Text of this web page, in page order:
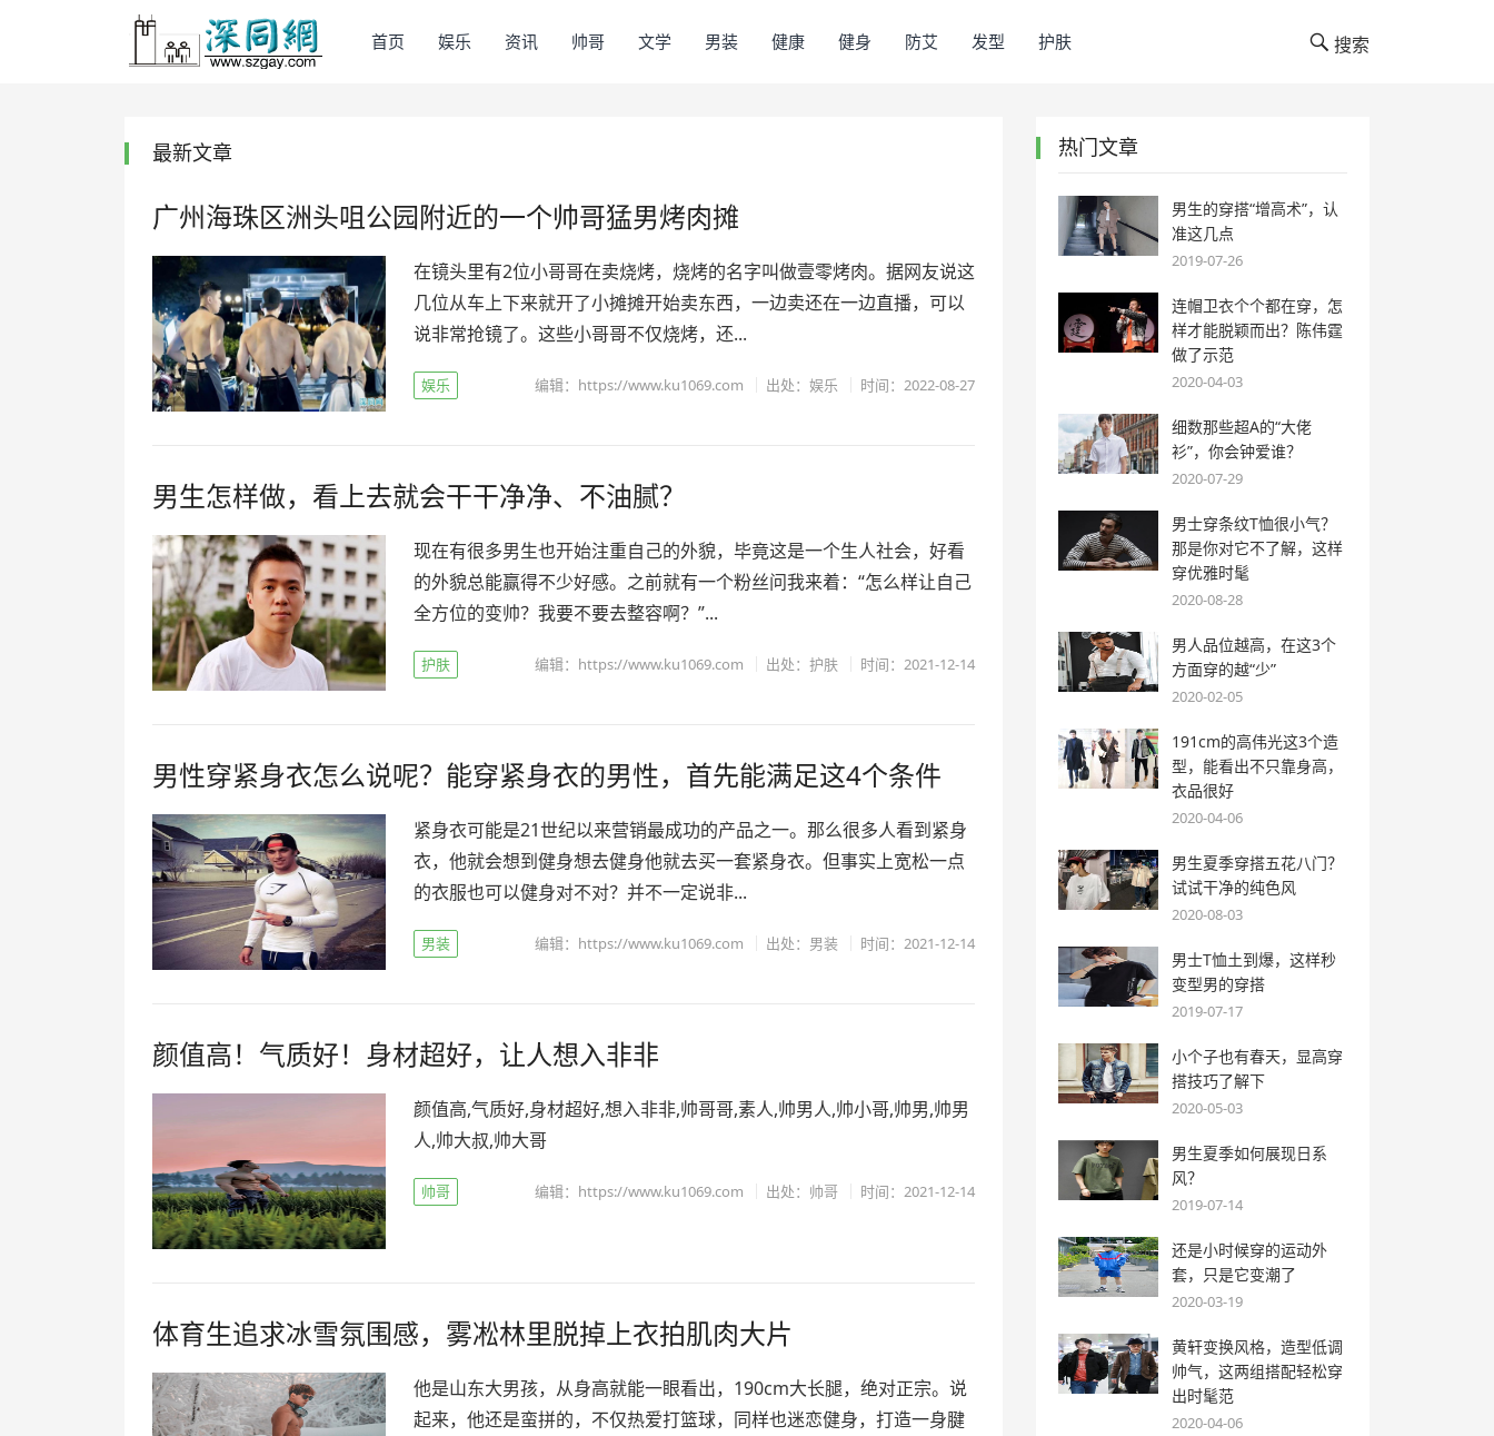
首页 娱乐 资讯 帅哥 文学 男装 健康 健身 防艾 发型 护肤 搜索
最新文章
广州海珠区洲头咀公园附近的一个帅哥猛男烤肉摊
在镜头里有2位小哥哥在卖烧烤，烧烤的名字叫做壹零烤肉。据网友说这
几位从车上下来就开了小摊摊开始卖东西，一边卖还在一边直播，可以
说非常抢镜了。这些小哥哥不仅烧烤，还...
娱乐 编辑：https://www.ku1069.com 出处： 娱乐 时间：2022-08-27
男生怎样做，看上去就会干干净净、不油腻？
现在有很多男生也开始注重自己的外貌，毕竟这是一个生人社会，好看
的外貌总能赢得不少好感。之前就有一个粉丝问我来着：“怎么样让自己
全方位的变帅？我要不要去整容啊？”...
护肤 编辑：https://www.ku1069.com 出处： 护肤 时间：2021-12-14
男性穿紧身衣怎么说呢？能穿紧身衣的男性，首先能满足这4个条件
紧身衣可能是21世纪以来营销最成功的产品之一。那么很多人看到紧身
衣，他就会想到健身想去健身他就去买一套紧身衣。但事实上宽松一点
的衣服也可以健身对不对？并不一定说非...
男装 编辑：https://www.ku1069.com 出处： 男装 时间：2021-12-14
颜值高！气质好！身材超好，让人想入非非
颜值高,气质好,身材超好,想入非非,帅哥哥,素人,帅男人,帅小哥,帅男,帅男
人,帅大叔,帅大哥
帅哥 编辑：https://www.ku1069.com 出处： 帅哥 时间：2021-12-14
体育生追求冰雪氛围感，雾凇林里脱掉上衣拍肌肉大片
他是山东大男孩，从身高就能一眼看出，190cm大长腿，绝对正宗。说
起来，他还是蛮拼的，不仅热爱打篮球，同样也迷恋健身，打造一身腱
热门文章
男生的穿搭“增高术”，认
准这几点
2019-07-26
连帽卫衣个个都在穿，怎
样才能脱颖而出？陈伟霆
做了示范
2020-04-03
细数那些超A的“大佬
衫”，你会钟爱谁？
2020-07-29
男士穿条纹T恤很小气？
那是你对它不了解，这样
穿优雅时髦
2020-08-28
男人品位越高，在这3个
方面穿的越“少”
2020-02-05
191cm的高伟光这3个造
型，能看出不只靠身高，
衣品很好
2020-04-06
男生夏季穿搭五花八门？
试试干净的纯色风
2020-08-03
男士T恤土到爆，这样秒
变型男的穿搭
2019-07-17
小个子也有春天，显高穿
搭技巧了解下
2020-05-03
男生夏季如何展现日系
风？
2019-07-14
还是小时候穿的运动外
套，只是它变潮了
2020-03-19
黄轩变换风格，造型低调
帅气，这两组搭配轻松穿
出时髦范
2020-04-06